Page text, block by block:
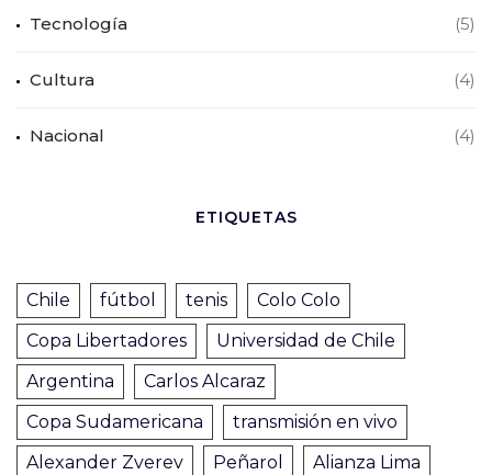
Tecnología (5)
Cultura (4)
Nacional (4)
ETIQUETAS
Chile fútbol tenis
Colo Colo
Copa Libertadores
Universidad de Chile
Argentina
Carlos Alcaraz
Copa Sudamericana
transmisión en vivo
Alexander Zverev
Peñarol
Alianza Lima